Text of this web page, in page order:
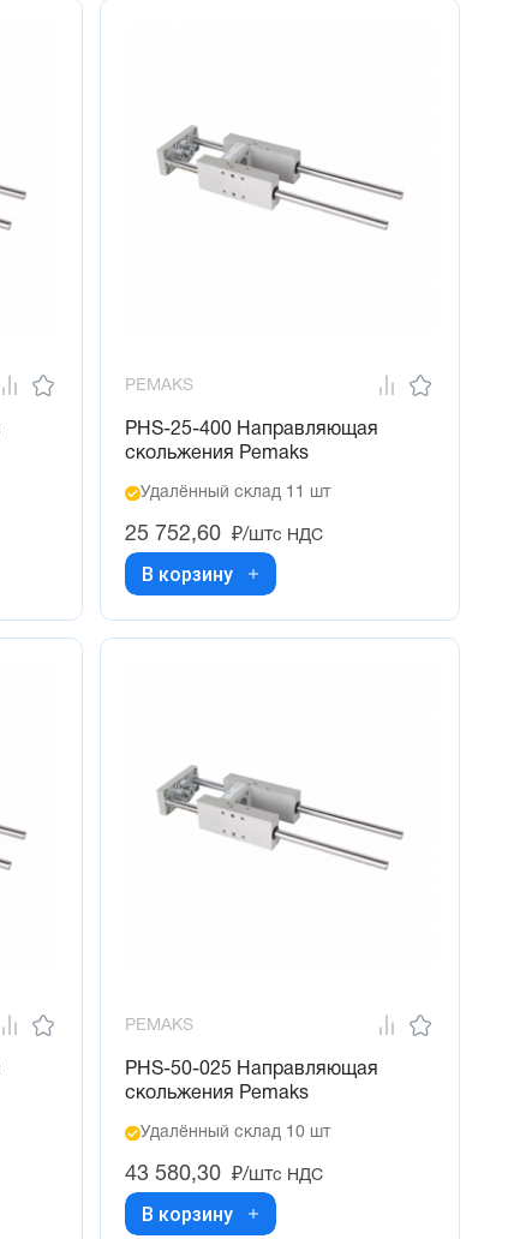
PEMAKS
PHS-25-400 Направляющая
скольжения Pemaks
Удалённый склад 11 шт
25 752,60 ₽/штс НДС
В корзину
PEMAKS
PHS-50-025 Направляющая
скольжения Pemaks
Удалённый склад 10 шт
43 580,30 ₽/штс НДС
В корзину